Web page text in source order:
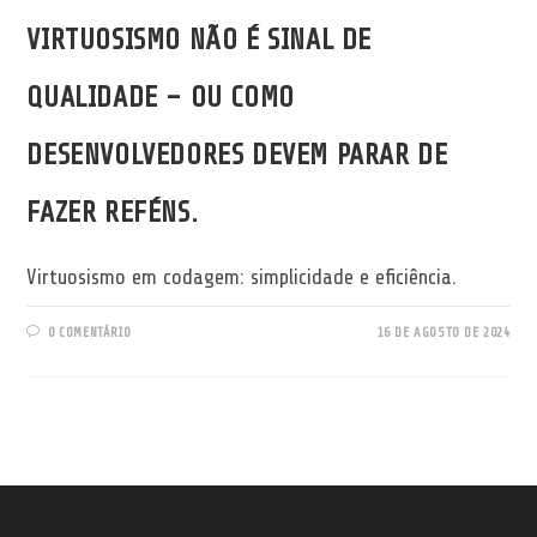
VIRTUOSISMO NÃO É SINAL DE
QUALIDADE – OU COMO
DESENVOLVEDORES DEVEM PARAR DE
FAZER REFÉNS.
Virtuosismo em codagem: simplicidade e eficiência.
0 COMENTÁRIO 16 DE AGOSTO DE 2024